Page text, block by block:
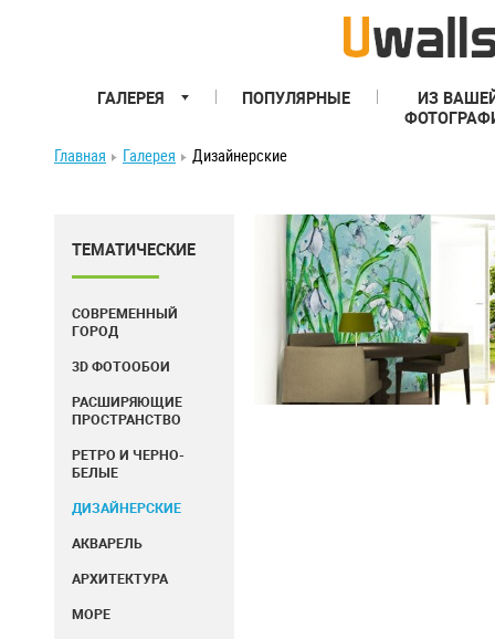
ГАЛЕРЕЯ ПОПУЛЯРНЫЕ
ИЗ
Главная
Галерея Дизайнерские
ТЕМАТИЧЕСКИЕ
СОВРЕМЕННЫЙ
ГОРОД
3D ФОТООБОИ
РАСШИРЯЮЩИЕ
ПРОСТРАНСТВО
РЕТРО И ЧЕРНО-
БЕЛЫЕ
ДИЗАЙНЕРСКИЕ
АКВАРЕЛЬ
АРХИТЕКТУРА
МОРЕ